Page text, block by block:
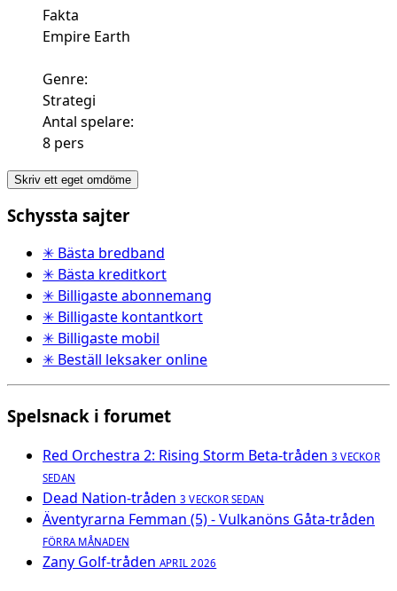
Fakta
Empire Earth
Genre:
Strategi
Antal spelare:
8 pers
Skriv ett eget omdöme
Schyssta sajter
✳ Bästa bredband
✳ Bästa kreditkort
✳ Billigaste abonnemang
✳ Billigaste kontantkort
✳ Billigaste mobil
✳ Beställ leksaker online
Spelsnack i forumet
Red Orchestra 2: Rising Storm Beta-tråden 3 VECKOR
SEDAN
Dead Nation-tråden 3 VECKOR SEDAN
Äventyrarna Femman (5) - Vulkanöns Gåta-tråden
FÖRRA MÅNADEN
Zany Golf-tråden APRIL 2026